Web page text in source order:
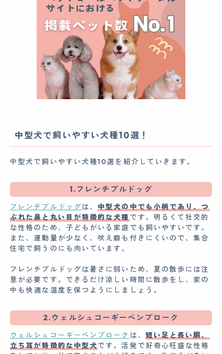
中型犬で飼いやすい犬種10選！
中型犬で飼いやすい犬種10選を紹介していきます。
1.フレンチブルドッグ
フレンチブルドッグは、中型犬の中でも小柄であり、つ
ぶれた鼻と丸い目が特徴的な犬種です。明るくて社交的
な性格のため、子どもがいる家庭でも飼いやすいです。
また、運動量が少なく、吠え癖も付きにくいので、集合
住宅で飼うのにも向いています。
フレンチブルドッグは暑さに弱いため、夏の散歩には注
意が必要です。できるだけ涼しい時間に散歩をし、家の
中も快適な温度を保つようにしましょう。
2.ウェルシュコーギーペンブローク
ウェルシュコーギーペンブローク は、 短い足と長い胴、
立ち耳が特徴的な中型犬です。活発で好奇心旺盛な性格